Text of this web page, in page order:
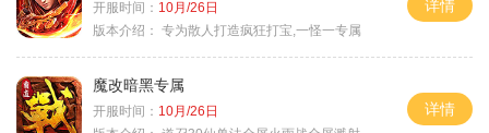
开服时间： 10月/26日
版本介绍： 专为散人打造疯狂打宝,一怪一专属
详情
魔改暗黑专属
开服时间： 10月/26日
详情